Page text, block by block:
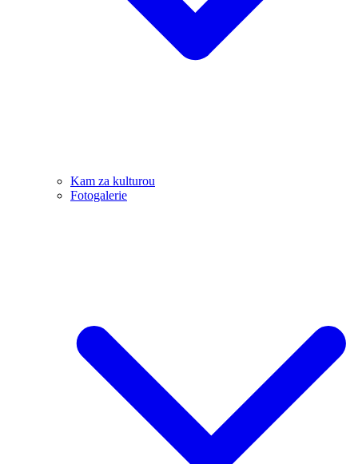
Kam za kulturou
Fotogalerie